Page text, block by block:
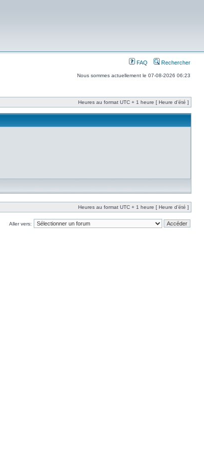
FAQ Rechercher
Nous sommes actuellement le 07-08-2026 06:23
Heures au format UTC + 1 heure [ Heure d’été ]
Heures au format UTC + 1 heure [ Heure d’été ]
Aller vers: